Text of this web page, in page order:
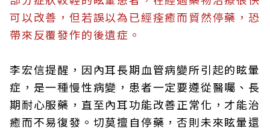
可以改善，但若誤以為已經痊癒而貿然停藥，恐
帶來反覆發作的後遺症。
李宏信提醒，因內耳長期血管病變所引起的眩暈
症，是一種慢性病變，患者一定要遵從醫囑、長
期耐心服藥，直至內耳功能改善正常化，才能治
癒而不易復發。切莫擅自停藥，否則未來眩暈還